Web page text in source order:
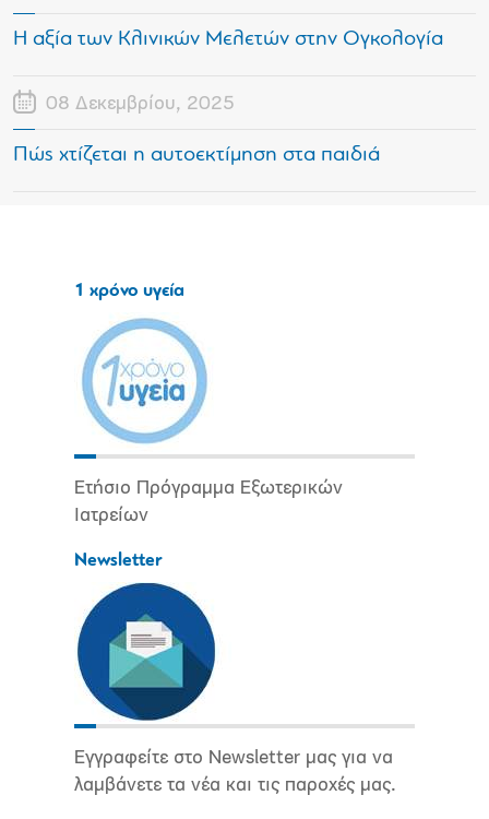
Η αξία των Κλινικών Μελετών στην Ογκολογία
08 Δεκεμβρίου, 2025
Πώς χτίζεται η αυτοεκτίμηση στα παιδιά
1 χρόνο υγεία
Ετήσιο Πρόγραμμα Εξωτερικών
Ιατρείων
Newsletter
Εγγραφείτε στο Newsletter μας για να
λαμβάνετε τα νέα και τις παροχές μας.